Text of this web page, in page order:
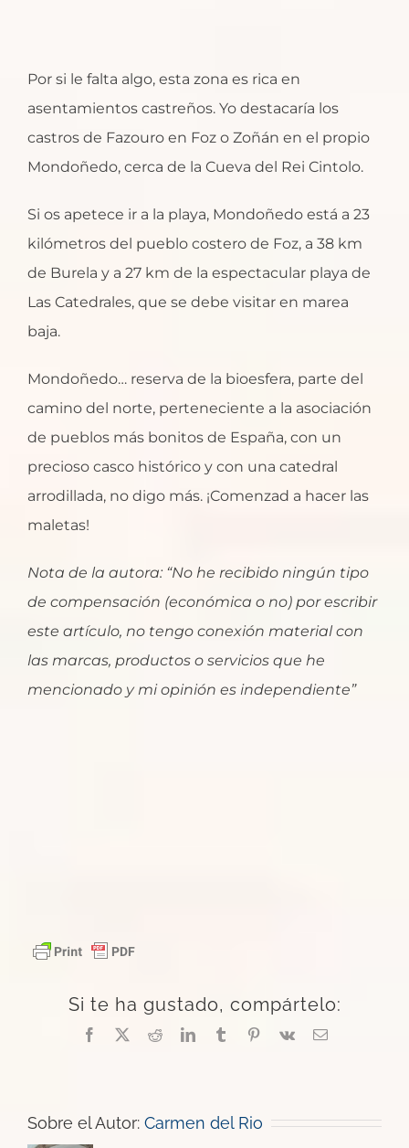
Por si le falta algo, esta zona es rica en
asentamientos castreños. Yo destacaría los
castros de Fazouro en Foz o Zoñán en el propio
Mondoñedo, cerca de la Cueva del Rei Cintolo.
Si os apetece ir a la playa, Mondoñedo está a 23
kilómetros del pueblo costero de Foz, a 38 km
de Burela y a 27 km de la espectacular playa de
Las Catedrales, que se debe visitar en marea
baja.
Mondoñedo… reserva de la bioesfera, parte del
camino del norte, perteneciente a la asociación
de pueblos más bonitos de España, con un
precioso casco histórico y con una catedral
arrodillada, no digo más. ¡Comenzad a hacer las
maletas!
Nota de la autora: “No he recibido ningún tipo
de compensación (económica o no) por escribir
este artículo, no tengo conexión material con
las marcas, productos o servicios que he
mencionado y mi opinión es independiente”
Si te ha gustado, compártelo:
Facebook
X RedditLinkedInTumblrPinterest
Vk
Correo
Sobre el Autor: Carmen del Rio